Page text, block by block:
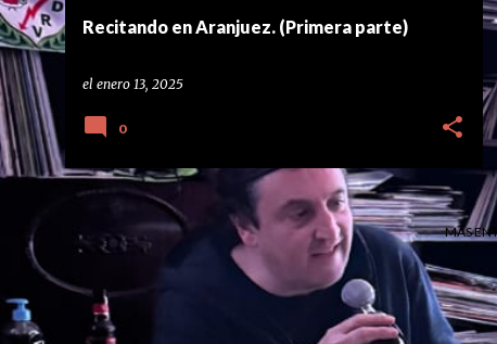
Recitando en Aranjuez. (Primera parte)
el enero 13, 2025
0
MÁS